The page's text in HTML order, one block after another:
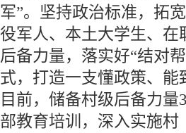
军”。坚持政治标准，拓
役军人、本土大学生、
后备力量，落实好“结对
式，打造一支懂政策、
目前，储备村级后备力
部教育培训，深入实施村